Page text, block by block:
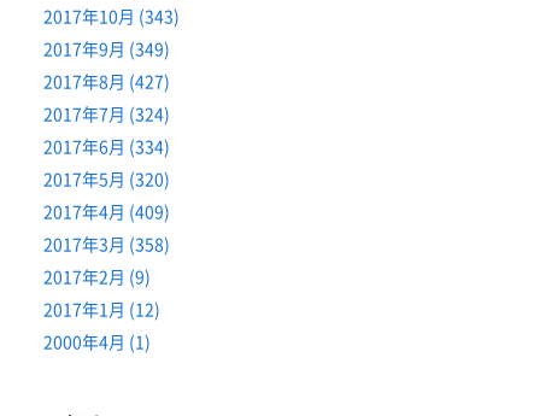
2017年10月 (343)
2017年9月 (349)
2017年8月 (427)
2017年7月 (324)
2017年6月 (334)
2017年5月 (320)
2017年4月 (409)
2017年3月 (358)
2017年2月 (9)
2017年1月 (12)
2000年4月 (1)